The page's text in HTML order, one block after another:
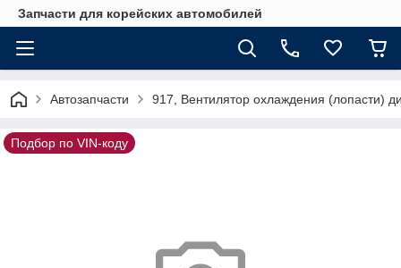
Запчасти для корейских автомобилей
Автозапчасти 917, Вентилятор охлаждения (лопасти)
Подбор по VIN-коду